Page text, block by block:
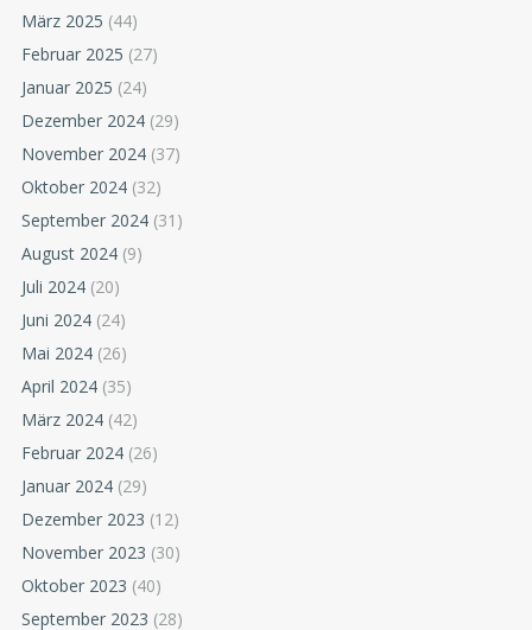
März 2025 (44)
Februar 2025 (27)
Januar 2025 (24)
Dezember 2024 (29)
November 2024 (37)
Oktober 2024 (32)
September 2024 (31)
August 2024 (9)
Juli 2024 (20)
Juni 2024 (24)
Mai 2024 (26)
April 2024 (35)
März 2024 (42)
Februar 2024 (26)
Januar 2024 (29)
Dezember 2023 (12)
November 2023 (30)
Oktober 2023 (40)
September 2023 (28)